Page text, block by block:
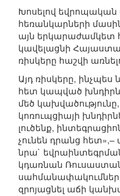
Խոսելով
հեռանկարների
այն երկարաժամկետ
կավելացնի
ռիսկերը հաշվի
Այդ ռիսկերը,
հետ կապված
մեծ
կոռուպցիայի
լուծենք,
չունեն դրանց
նրա`
կդառնան
զրոյացնել աճի